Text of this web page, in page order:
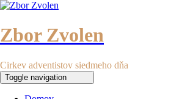
Zbor Zvolen
Cirkev adventistov siedmeho dňa
Toggle navigation